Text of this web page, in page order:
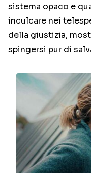
sistema opaco e
inculcare nei
della giustizia,
spingersi pur di